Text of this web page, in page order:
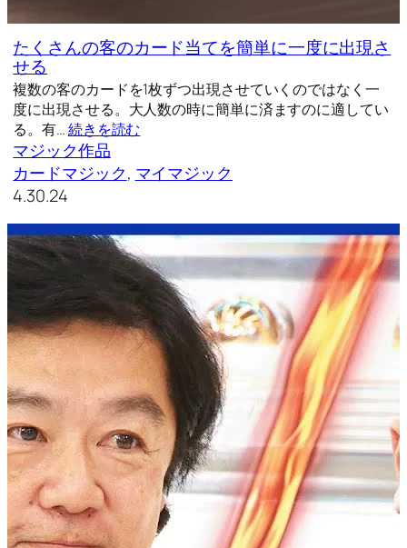
たくさんの客のカード当てを簡単に一度に出現さ
せる
複数の客のカードを1枚ずつ出現させていくのではなく一
度に出現させる。大人数の時に簡単に済ますのに適してい
る。有…続きを読む
マジック作品
カードマジック, マイマジック
4.30.24